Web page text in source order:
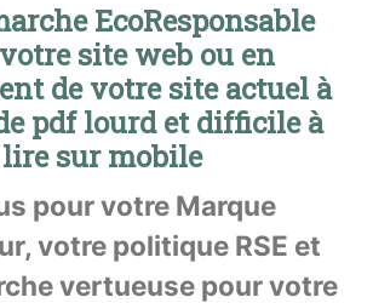
EcoResponsable
site web ou en
de votre site actuel à
pdf lourd et difficile à
lire sur mobile
pour votre Marque
votre politique RSE et
vertueuse pour votre